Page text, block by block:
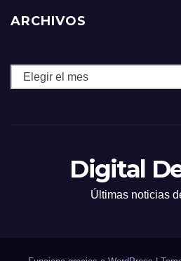
ARCHIVOS
Archivos
Digital
Últimas noticias